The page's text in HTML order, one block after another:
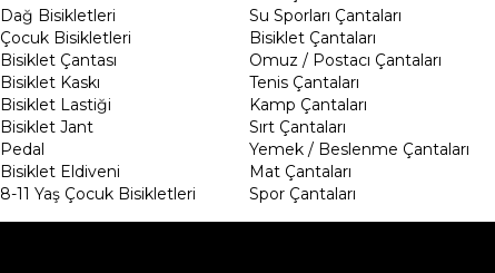
Dağ Bisikletleri
Çocuk Bisikletleri
Bisiklet Çantası
Bisiklet Kaskı
Bisiklet Lastiği
Bisiklet Jant
Pedal
Bisiklet Eldiveni
8-11 Yaş Çocuk Bisikletleri
Su Sporları Çantaları
Bisiklet Çantaları
Omuz / Postacı Çantaları
Tenis Çantaları
Kamp Çantaları
Sırt Çantaları
Yemek / Beslenme Çantaları
Mat Çantaları
Spor Çantaları